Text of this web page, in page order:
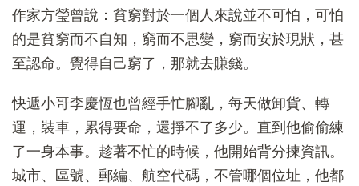
作家方瑩曾說：貧窮對於一個人來說並不可怕，可怕
的是貧窮而不自知，窮而不思變，窮而安於現狀，甚
至認命。覺得自己窮了，那就去賺錢。
快遞小哥李慶恆也曾經手忙腳亂，每天做卸貨、轉
運，裝車，累得要命，還掙不了多少。直到他偷偷練
了一身本事。趁著不忙的時候，他開始背分揀資訊。
城市、區號、郵編、航空代碼，不管哪個位址，他都